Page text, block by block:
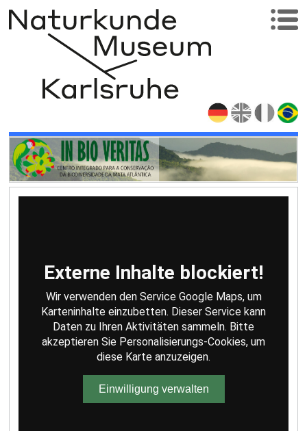
Externe Inhalte blockiert!
Wir verwenden den Service Google Maps, um
Karteninhalte einzubetten. Dieser Service kann
Daten zu Ihren Aktivitäten sammeln. Bitte
akzeptieren Sie Personalisierungs-Cookies, um
diese Karte anzuzeigen.
Einwilligung verwalten